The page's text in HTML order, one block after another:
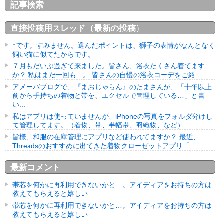
記事検索
直接投稿用スレッド（最新の投稿）
↑です。すみません。選んだポイントは、獅子の表情がなんとなく
飼い猫に似てたからです。
７月もだいぶ過ぎて来ました。皆さん、浴衣たくさん着てます
か？ 私はまだ一回も…。 皆さんの自慢の浴衣コーデをご紹...
アメーバブログで、『まおじゃらん』のたまさんが、「十年以上
前から手持ちの着物と帯を、エクセルで管理している…」と書
い...
私はアプリは使っていませんが、iPhoneの写真をフォルダ分けし
て管理してます。（着物、帯、半幅帯、羽織物、など） ...
皆様、和服の在庫管理にアプリなど使われてますか？ 最近、
Threadsのおすすめに出てきた着物クローゼットアプリ「...
最新コメント
帯芯を何かに再利用できないかと…。アイディアをお持ちの方は
教えてもらえると嬉しい
帯芯を何かに再利用できないかと…。アイディアをお持ちの方は
教えてもらえると嬉しい